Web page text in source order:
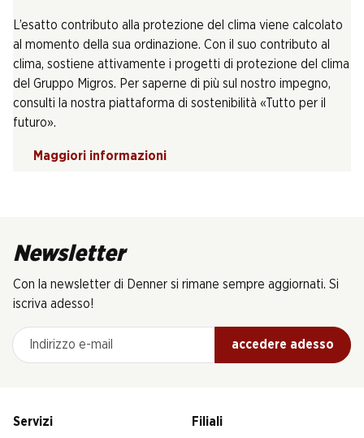
L’esatto contributo alla protezione del clima viene calcolato
al momento della sua ordinazione. Con il suo contributo al
clima, sostiene attivamente i progetti di protezione del clima
del Gruppo Migros. Per saperne di più sul nostro impegno,
consulti la nostra piattaforma di sostenibilità «Tutto per il
futuro».
Maggiori informazioni
Newsletter
Con la newsletter di Denner si rimane sempre aggiornati. Si
iscriva adesso!
Indirizzo e-mail
accedere adesso
Servizi
Filiali